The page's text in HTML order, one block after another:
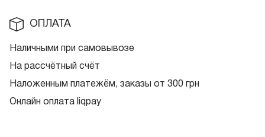
ОПЛАТА
Наличными при самовывозе
На рассчётный счёт
Наложенным платежём, заказы от 300 грн
Онлайн оплата liqpay